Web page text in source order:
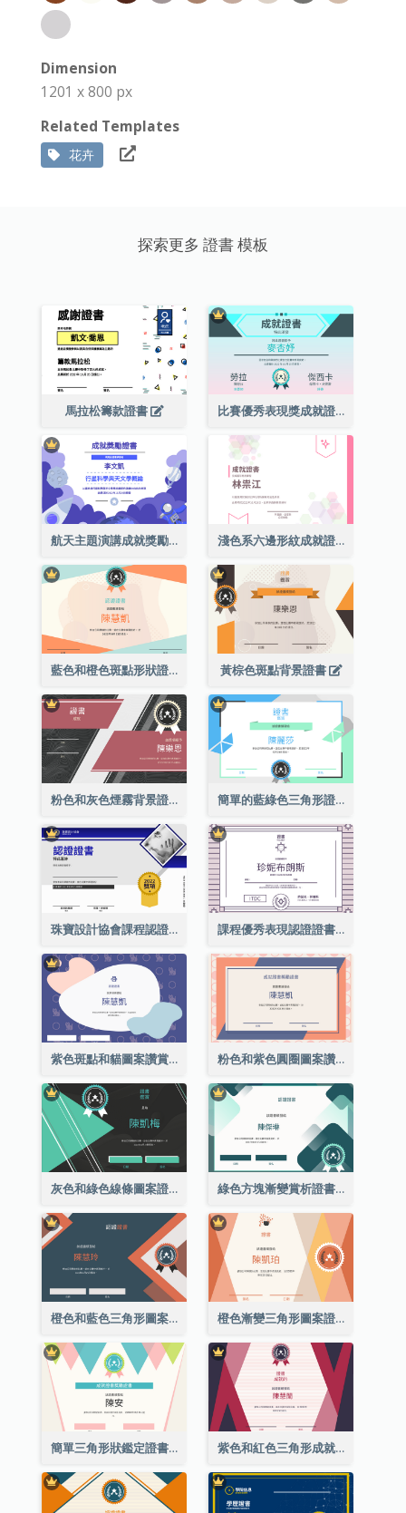
Dimension
1201 x 800 px
Related Templates
花卉
探索更多 證書 模板
馬拉松籌款證書 比賽優秀表現獎成就證書
航天主題演講成就獎勵證書 淺色系六邊形紋成就證書
藍色和橙色斑點形狀證書 黃棕色斑點背景證書
粉色和灰色煙霧背景證書 簡單的藍綠色三角形證書
珠寶設計協會課程認證證書 課程優秀表現認證證書
紫色斑點和貓圖案讚賞證書 粉色和紫色圓圈圖案讚賞證書
灰色和綠色線條圖案證書 綠色方塊漸變賞析證書
橙色和藍色三角形圖案證書 橙色漸變三角形圖案證書
簡單三角形狀鑑定證書 紫色和紅色三角形成就證書